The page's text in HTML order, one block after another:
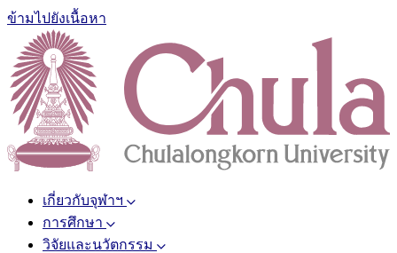
ข้ามไปยังเนื้อหา
เกี่ยวกับจุฬาฯ
การศึกษา
วิจัยและนวัตกรรม